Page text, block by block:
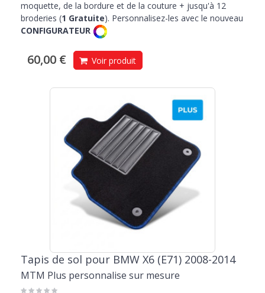
moquette, de la bordure et de la couture + jusqu'à 12
broderies (1 Gratuite). Personnalisez-les avec le nouveau
CONFIGURATEUR
60,00 € Voir produit
Tapis de sol pour BMW X6 (E71) 2008-2014
MTM Plus personnalise sur mesure